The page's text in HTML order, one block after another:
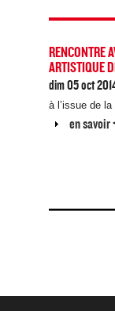
RENCONTRE
ARTISTIQUE
dim 05 oct
à l’issue de
Afficher
en savoir